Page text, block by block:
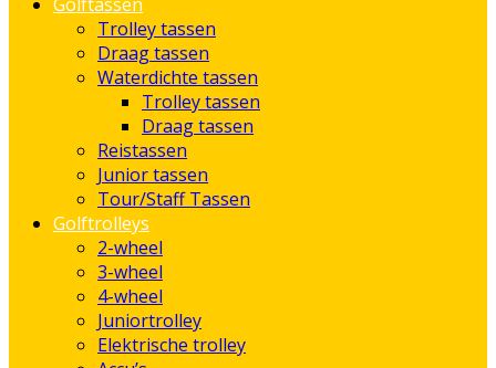
Trolley tassen
Draag tassen
Waterdichte tassen
Trolley tassen
Draag tassen
Reistassen
Junior tassen
Tour/Staff Tassen
Golftrolleys
2-wheel
3-wheel
4-wheel
Juniortrolley
Elektrische trolley